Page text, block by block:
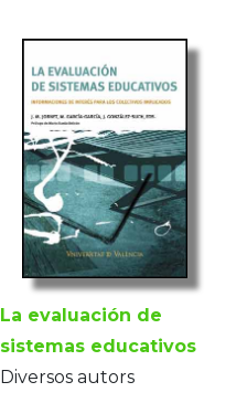
La evaluación de
sistemas educativos
Diversos autors